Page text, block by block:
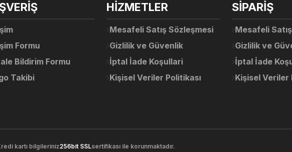
Yorum Yaz
Deneyimini Paylaş
Formu
Bildirim Formu
Takibi
HİZMETLER
Mesafeli Satış Sözleşmesi
Gizlilik ve Güvenlik
İptal İade Koşullari
Kişisel Veriler Politikası
SİPARİŞ
Mesafeli
Gizlilik ve
İptal İade
Kişisel Veriler
kartı bilgileriniz256bit SSLsertifikası ile korunmaktadır.